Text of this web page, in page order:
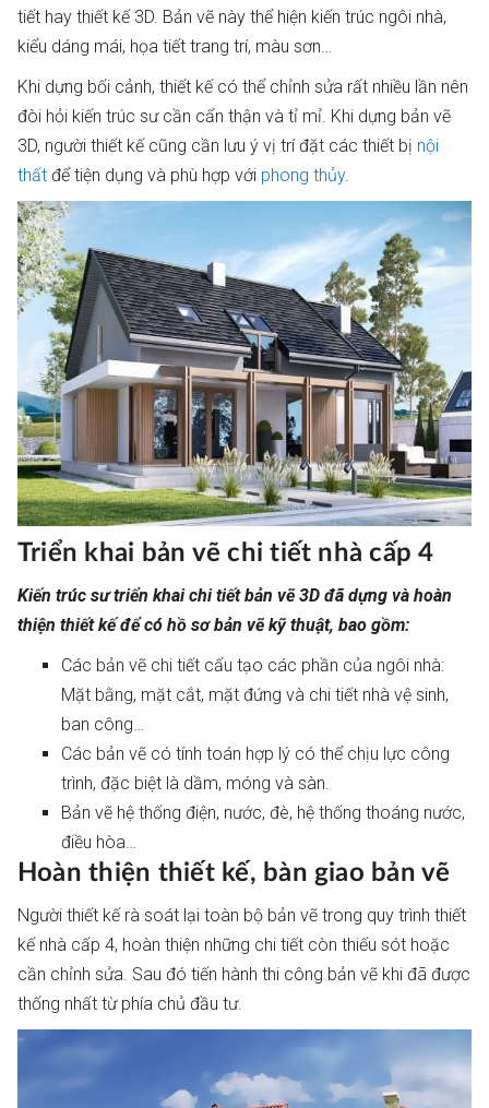
tiết hay thiết kế 3D. Bản vẽ này thể hiện kiến trúc ngôi nhà,
kiểu dáng mái, họa tiết trang trí, màu sơn…
Khi dựng bối cảnh, thiết kế có thể chỉnh sửa rất nhiều lần nên
đòi hỏi kiến trúc sư cần cẩn thận và tỉ mỉ. Khi dựng bản vẽ
3D, người thiết kế cũng cần lưu ý vị trí đặt các thiết bị nội
thất để tiện dụng và phù hợp với phong thủy.
Triển khai bản vẽ chi tiết nhà cấp 4
Kiến trúc sư triển khai chi tiết bản vẽ 3D đã dựng và hoàn
thiện thiết kế để có hồ sơ bản vẽ kỹ thuật, bao gồm:
Các bản vẽ chi tiết cấu tạo các phần của ngôi nhà:
Mặt bằng, mặt cắt, mặt đứng và chi tiết nhà vệ sinh,
ban công…
Các bản vẽ có tính toán hợp lý có thể chịu lực công
trình, đặc biệt là dầm, móng và sàn.
Bản vẽ hệ thống điện, nước, đè, hệ thống thoáng nước,
điều hòa…
Hoàn thiện thiết kế, bàn giao bản vẽ
Người thiết kế rà soát lại toàn bộ bản vẽ trong quy trình thiết
kế nhà cấp 4, hoàn thiện những chi tiết còn thiếu sót hoặc
cần chỉnh sửa. Sau đó tiến hành thi công bản vẽ khi đã được
thống nhất từ phía chủ đầu tư.